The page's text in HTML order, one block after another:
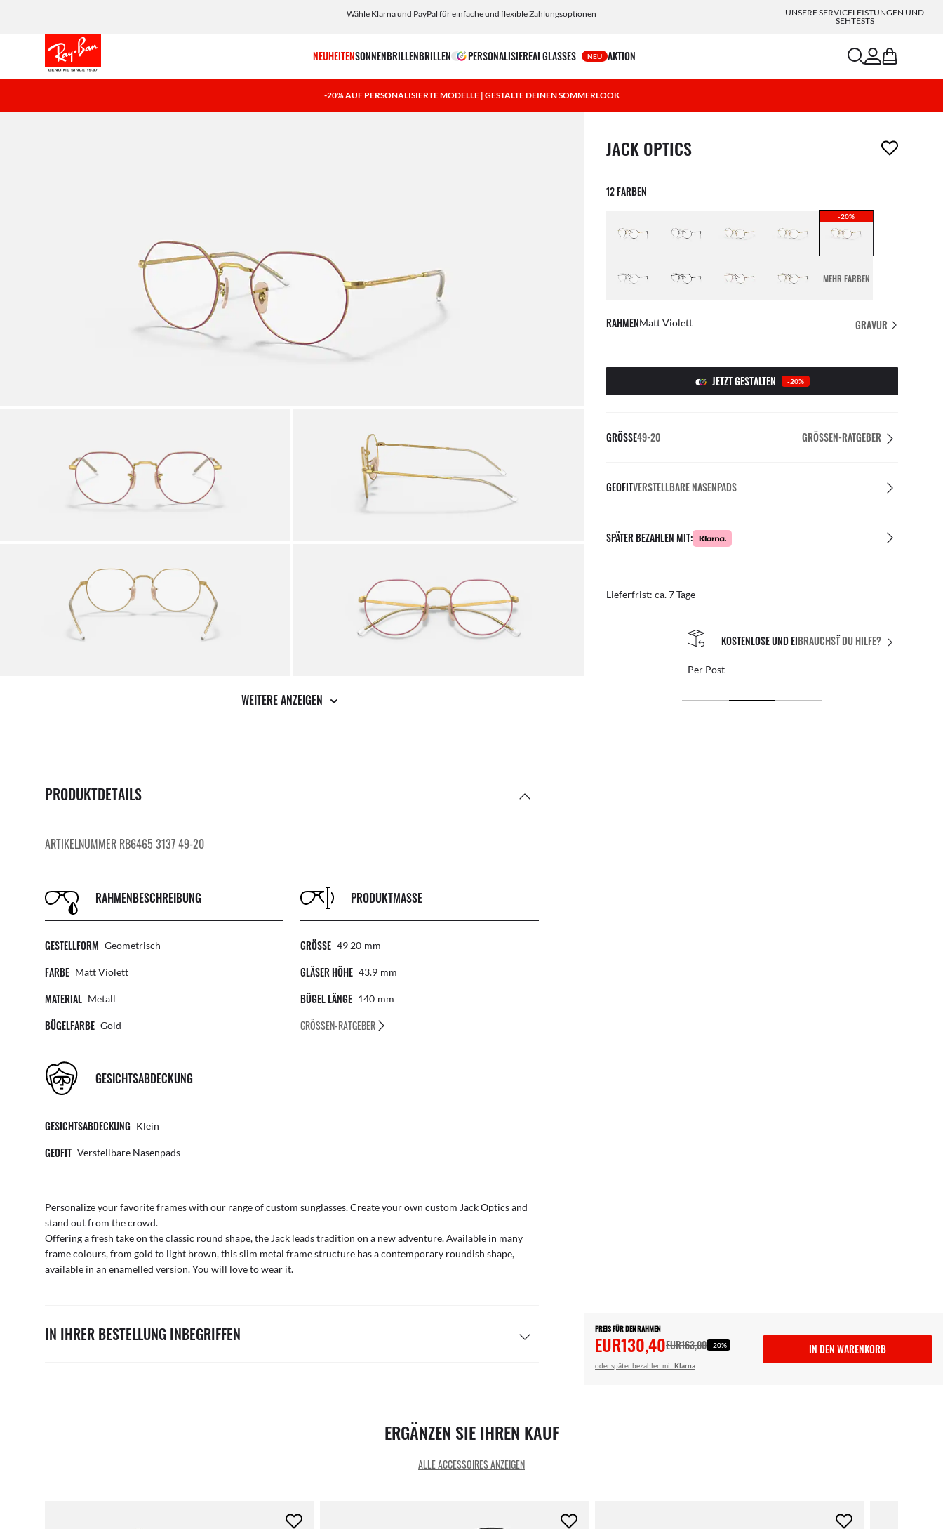
Wähle Klarna und PayPal für einfache und flexible Zahlungsoptionen
UNSERE SERVICELEISTUNGEN UND
SEHTESTS
NEUHEITENSONNENBRILLENBRILLEN PERSONALISIEREAI GLASSES NEU AKTION searchaccount
bag
-20% AUF PERSONALISIERTE MODELLE | GESTALTE DEINEN SOMMERLOOK
WEITERE ANZEIGEN
PRODUKTDETAILS
ARTIKELNUMMER RB6465 3137 49-20
RAHMENBESCHREIBUNG
GESTELLFORM Geometrisch
FARBE Matt Violett
MATERIAL Metall
BÜGELFARBE Gold
PRODUKTMASSE
GRÖSSE 49 20 Mm
GLÄSER HÖHE 43.9 Mm
BÜGEL LÄNGE 140 Mm
GRÖSSEN-RATGEBER
GESICHTSABDECKUNG
GESICHTSABDECKUNG Klein
GEOFIT Verstellbare Nasenpads
Personalize your favorite frames with our range ofcustom sunglasses. Create your own custom Jack Opticsand
stand out from the crowd.
Offering a fresh take on the classic round shape, the Jack leads tradition on a new adventure. Available in many
frame colours, from gold to light brown, this slim metal frame structure has a contemporary roundish shape,
available in an enamelled version. You will love to wear it.
IN IHRER BESTELLUNG INBEGRIFFEN
1 Artikel wurde von deiner Wunschliste entfernt
JACK OPTICS
12 FARBEN
-20%
MEHR FARBEN
RAHMENMatt Violett GRAVUR
JETZT GESTALTEN -20%
GRÖSSE49-20 GRÖSSEN-RATGEBER
GEOFITVERSTELLBARE NASENPADS
SPÄTER BEZAHLEN MIT:
Lieferfrist: ca. 7 Tage
BRAUCHST DU HILFE?
KUNDENDIENST IM STORE KOSTENLOSE UND EINFACHE RÜCKGABE
PREIS FÜR DEN RAHMEN
EUR130,40EUR163,00 -20%
oder später bezahlen mitKlarna
IN DEN WARENKORB
ERGÄNZEN SIE IHREN KAUF
ALLE ACCESSOIRES ANZEIGEN